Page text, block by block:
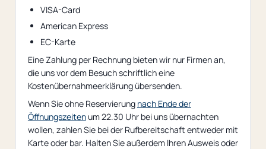
VISA-Card
American Express
EC-Karte
Eine Zahlung per Rechnung bieten wir nur Firmen an,
die uns vor dem Besuch schriftlich eine
Kostenübernahmeerklärung übersenden.
Wenn Sie ohne Reservierung nach Ende der
Öffnungszeitenum 22.30 Uhr bei uns übernachten
wollen, zahlen Sie bei der Rufbereitschaft entweder mit
Karte oder bar. Halten Sie außerdem Ihren Ausweis oder